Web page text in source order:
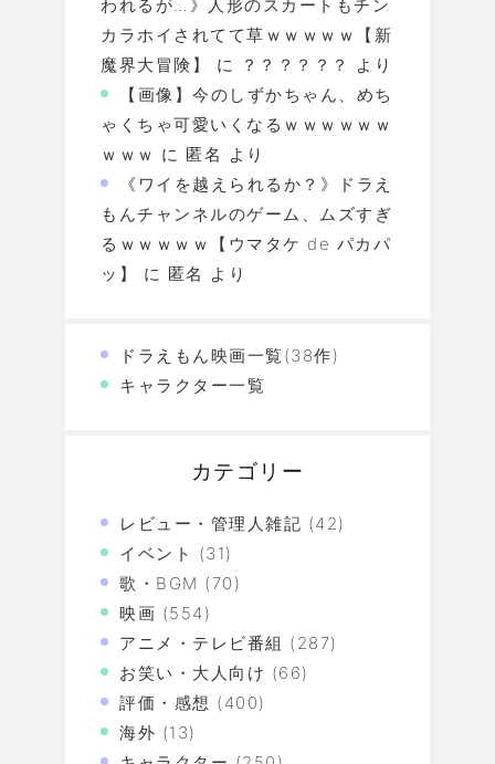
われるが…》人形のスカートもチン
カラホイされてて草ｗｗｗｗｗ【新
魔界大冒険】
に ？？？？？？
より
【画像】今のしずかちゃん、めち
ゃくちゃ可愛いくなるｗｗｗｗｗｗ
ｗｗｗ に 匿名 より
《ワイを越えられるか？》ドラえ
もんチャンネルのゲーム、ムズすぎ
るｗｗｗｗｗ【ウマタケ de パカパ
ッ】
に 匿名 より
ドラえもん映画一覧(38作)
キャラクター一覧
カテゴリー
レビュー・管理人雑記 (42)
イベント (31)
歌・BGM (70)
映画 (554)
アニメ・テレビ番組 (287)
お笑い・大人向け (66)
評価・感想 (400)
海外 (13)